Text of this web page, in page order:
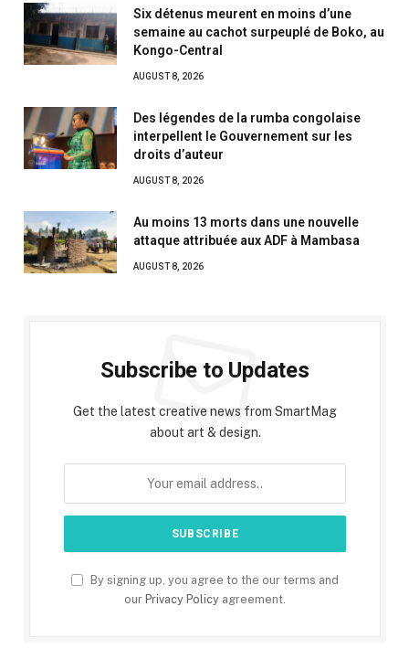
Six détenus meurent en moins d’une
semaine au cachot surpeuplé de Boko, au
Kongo-Central
AUGUST 8, 2026
Des légendes de la rumba congolaise
interpellent le Gouvernement sur les
droits d’auteur
AUGUST 8, 2026
Au moins 13 morts dans une nouvelle
attaque attribuée aux ADF à Mambasa
AUGUST 8, 2026
Subscribe to Updates
Get the latest creative news from SmartMag
about art & design.
By signing up, you agree to the our terms and
our Privacy Policy agreement.